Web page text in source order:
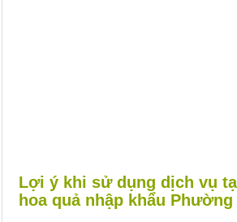
Lợi ý khi sử dụng dịch vụ
hoa quả nhập khẩu Phường